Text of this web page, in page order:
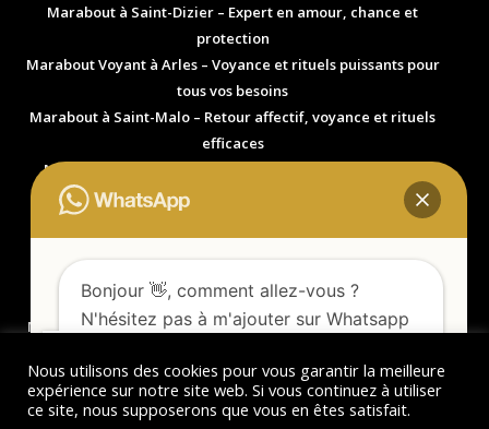
Marabout à Saint-Dizier – Expert en amour, chance et
protection
Marabout Voyant à Arles – Voyance et rituels puissants pour
tous vos besoins
Marabout à Saint-Malo – Retour affectif, voyance et rituels
efficaces
Marabout Voyant à Millau – Expert en retour affectif et
solutions spirituelles
Marabout à Villenave-d’Ornon (33140) – Accompagnement
Marabout à Mérignac (33700) – Expert en amour et
protection spirituelle
Marabout à Pessac (33600) – Solutions puissantes en amour,
Nous utilisons des cookies pour vous garantir la meilleure
expérience sur notre site web. Si vous continuez à utiliser
ce site, nous supposerons que vous en êtes satisfait.
Bonjour 👋, comment allez-vous ?
N'hésitez pas à m'ajouter sur Whatsapp